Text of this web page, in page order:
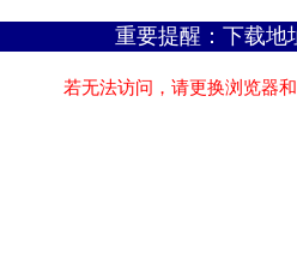
重要提醒：下载地
若无法访问，请更换浏览器